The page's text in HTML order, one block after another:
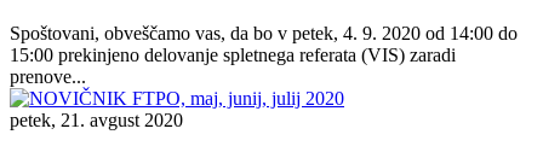
Spoštovani, obveščamo vas, da bo v petek, 4. 9. 2020 od 14:00 do
15:00 prekinjeno delovanje spletnega referata (VIS) zaradi
prenove...
petek, 21. avgust 2020